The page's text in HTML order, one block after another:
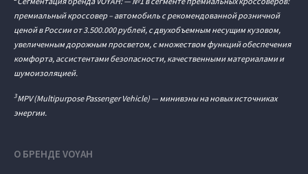
премиальный кроссовер – автомобиль c рекомендованной розничной
ценой в России от 3.500.000 рублей, с двухобъемным несущим кузовом,
увеличенным дорожным просветом, с множеством функций обеспечения
комфорта, ассистентами безопасности, качественными материалами и
шумоизоляцией.
3MPV (Multipurpose Passenger Vehicle) — минивэны на новых источниках
энергии.
О БРЕНДЕ VOYAH